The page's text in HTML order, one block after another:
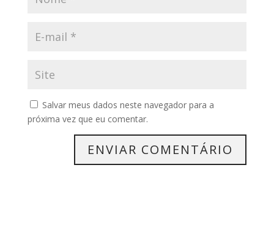
Salvar meus dados neste navegador para a
próxima vez que eu comentar.